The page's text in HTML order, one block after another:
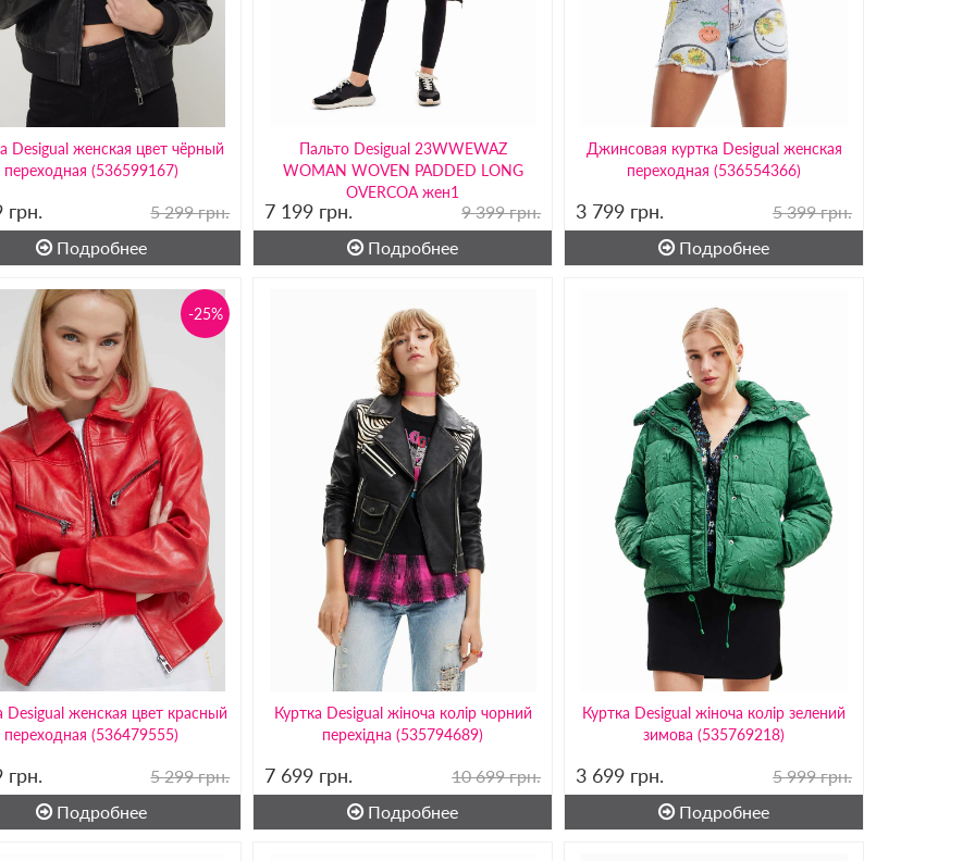
Desigual женская цвет чёрный
переходная (536599167)
грн.
5 299 грн.
Подробнее
Пальто Desigual 23WWEWAZ
WOMAN WOVEN PADDED LONG
OVERCOA жен1
7 199 грн.
9 399 грн.
Подробнее
Джинсовая куртка Desigual женская
переходная (536554366)
3 799 грн.
5 399 грн.
Подробнее
Desigual женская цвет красный
переходная (536479555)
-25%
грн.
5 299 грн.
Подробнее
Куртка Desigual жіноча колір чорний
перехідна (535794689)
7 699 грн.
10 699 грн.
Подробнее
Куртка Desigual жіноча колір зелений
зимова (535769218)
3 699 грн.
5 999 грн.
Подробнее